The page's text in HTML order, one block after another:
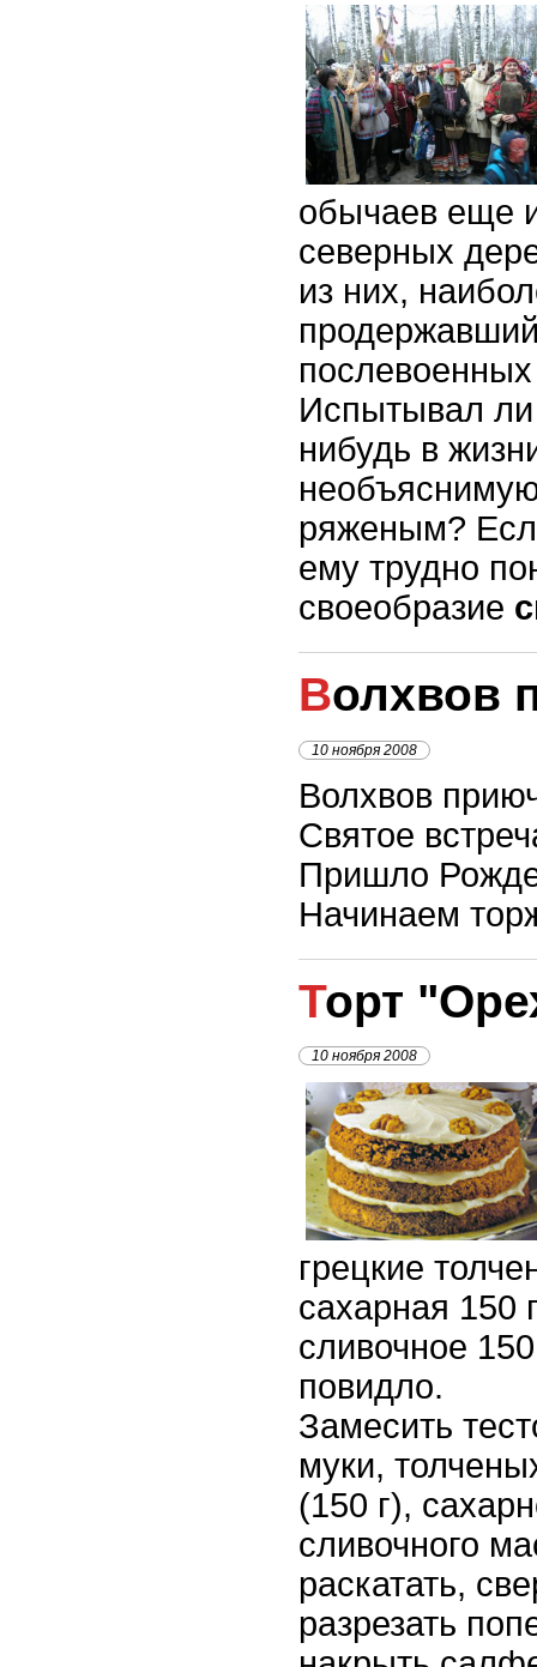
обычаев еще
северных
из них,
послевоенных
Испытывал ли
нибудь в
ряженым?
ему трудно
своеобразие
Волхвов
10 ноября 2008
Волхвов
Святое
Пришло
Начинаем
Торт
10 ноября 2008
грецкие
сахарная 150
сливочное
повидло.
Замесить
муки,
(150 г),
сливочного
раскатать,
разрезать